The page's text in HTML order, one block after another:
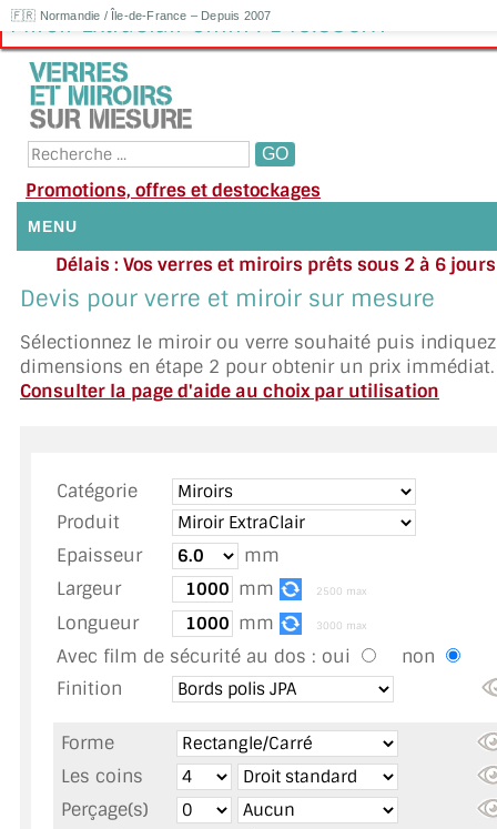
🇫🇷 Normandie / Île-de-France – Depuis 2007
Miroir ExtraClair 6mm : 145.83€HT
Promotions, offres et destockages
MENU
NOUS CONTACTER
DEMANDE DE DEVIS
TOUS LES TARIFS AU M2
GUIDE : CHOIX PAR UTILISATION
INSPIRATIONS ET NOUVEAUTÉS
AMBIANCE LAITON BROSSÉ
MIROIR SUR MESURE
MIROIR VIEILLI
Délais : Vos verres et miroirs prêts sous 2 à 6
moyenne
Besoin
Appelez ou envoyez un SMS au 06 79 92
Devis pour verre et miroir sur mesure
Sélectionnez le miroir ou verre souhaité puis
dimensions en étape 2 pour obtenir un prix immédiat.
Consulter la page d'aide au choix par utilisation
Catégorie
Produit
Epaisseur
mm
Largeur
mm 2500 max
Longueur mm 3000 max
Avec film de sécurité au dos : oui
non
Finition
Forme
Les coins
Perçage(s)